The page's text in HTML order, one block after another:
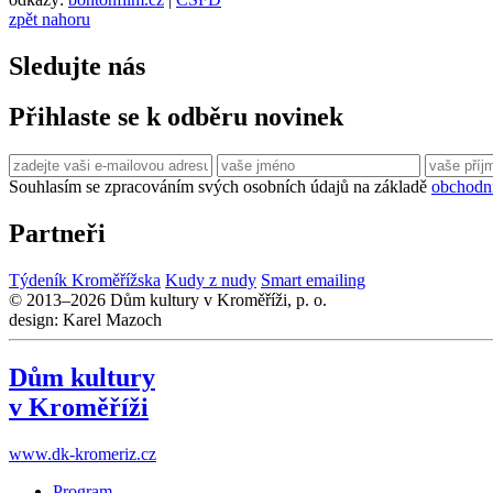
zpět nahoru
Sledujte nás
Přihlaste se k odběru novinek
Souhlasím se zpracováním svých osobních údajů na základě
Partneři
Týdeník Kroměřížska Kudy z nudy Smart emailing
© 2013–2026 Dům kultury v Kroměříži, p. o.
design: Karel Mazoch
Dům kultury
v Kroměříži
www.dk-kromeriz.cz